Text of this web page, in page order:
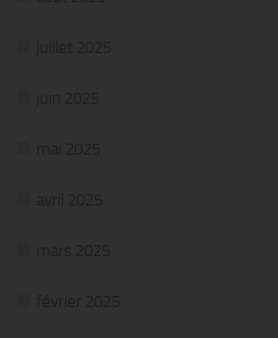
juillet 2025
juin 2025
mai 2025
avril 2025
mars 2025
février 2025